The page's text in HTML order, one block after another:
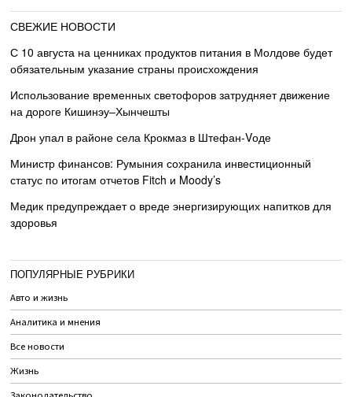
СВЕЖИЕ НОВОСТИ
С 10 августа на ценниках продуктов питания в Молдове будет
обязательным указание страны происхождения
Использование временных светофоров затрудняет движение
на дороге Кишинэу–Хынчешты
Дрон упал в районе села Крокмаз в Штефан-Vоде
Министр финансов: Румыния сохранила инвестиционный
статус по итогам отчетов Fitch и Moody’s
Медик предупреждает о вреде энергизирующих напитков для
здоровья
ПОПУЛЯРНЫЕ РУБРИКИ
Авто и жизнь
Аналитика и мнения
Все новости
Жизнь